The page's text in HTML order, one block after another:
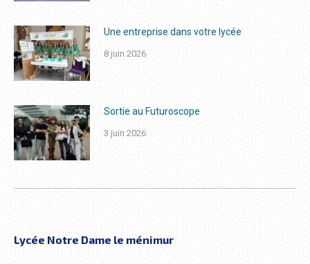
Une entreprise dans votre lycée
8 juin 2026
Sortie au Futuroscope
3 juin 2026
Lycée Notre Dame le ménimur